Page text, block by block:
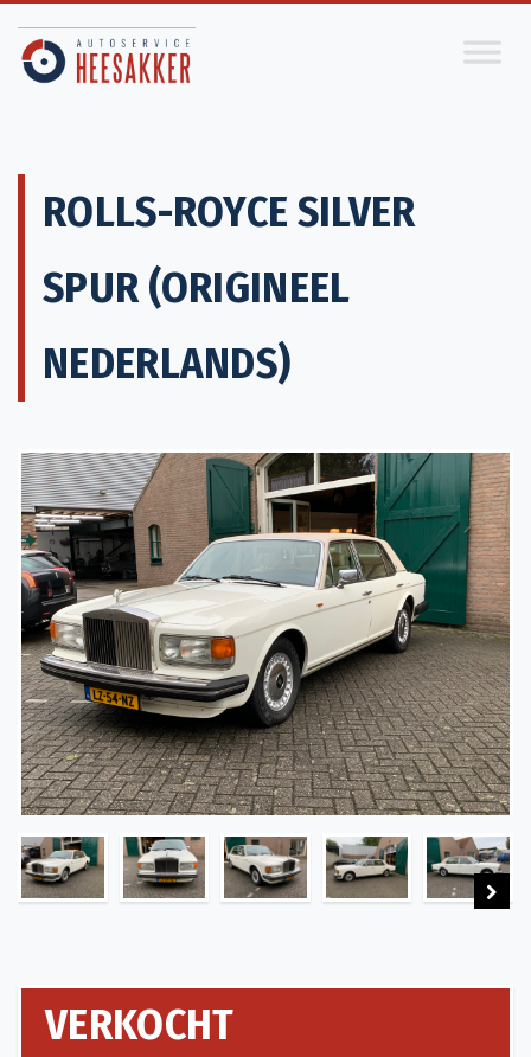
ROLLS-ROYCE SILVER
SPUR (ORIGINEEL
NEDERLANDS)
VERKOCHT